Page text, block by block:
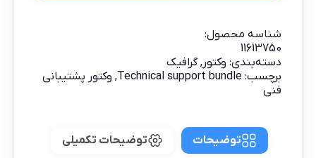
شناسه محصول:
11613750
دسته‌بندی: وکتور,گرافیک
برچسب: Technical support bundle
, وکتور پشتیبانی
فنی
توضیحات توضیحات تکمیلی